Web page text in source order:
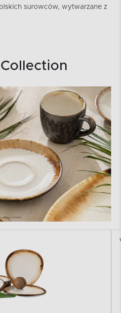
surowców, wytwarzane z
Collection